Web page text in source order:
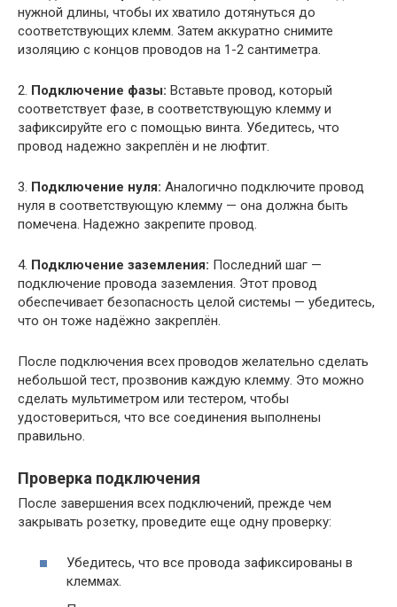
нужной длины, чтобы их хватило дотянуться до
соответствующих клемм. Затем аккуратно снимите
изоляцию с концов проводов на 1-2 сантиметра.
2. Подключение фазы: Вставьте провод, который
соответствует фазе, в соответствующую клемму и
зафиксируйте его с помощью винта. Убедитесь, что
провод надежно закреплён и не люфтит.
3. Подключение нуля: Аналогично подключите провод
нуля в соответствующую клемму — она должна быть
помечена. Надежно закрепите провод.
4. Подключение заземления: Последний шаг —
подключение провода заземления. Этот провод
обеспечивает безопасность целой системы — убедитесь,
что он тоже надёжно закреплён.
После подключения всех проводов желательно сделать
небольшой тест, прозвонив каждую клемму. Это можно
сделать мультиметром или тестером, чтобы
удостовериться, что все соединения выполнены
правильно.
Проверка подключения
После завершения всех подключений, прежде чем
закрывать розетку, проведите еще одну проверку:
Убедитесь, что все провода зафиксированы в
клеммах.